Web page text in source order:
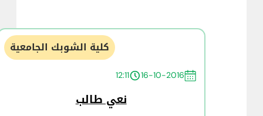
كلية الشوبك الجامعية
16-10-2016
12:11
نعي طالب